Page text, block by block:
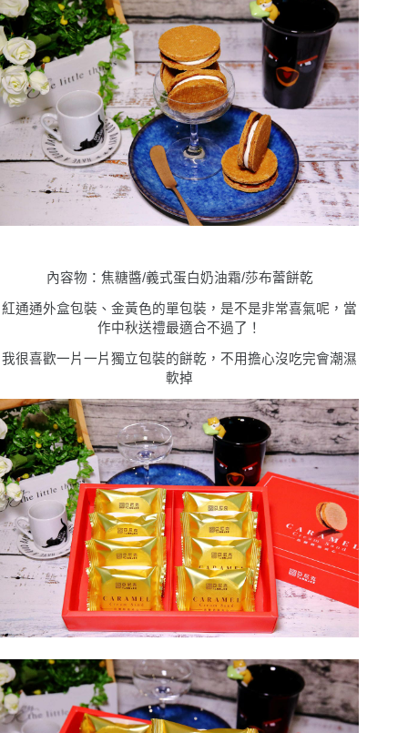
內容物：焦糖醬/義式蛋白奶油霜/莎布蕾餅乾
紅通通外盒包裝、金黃色的單包裝，是不是非常喜氣呢，當
作中秋送禮最適合不過了！
我很喜歡一片一片獨立包裝的餅乾，不用擔心沒吃完會潮濕
軟掉